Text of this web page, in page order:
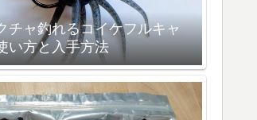
チャ釣れるコイケフルキャ
い方と入手方法